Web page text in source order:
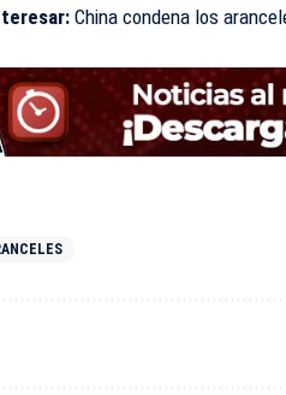
China condena los